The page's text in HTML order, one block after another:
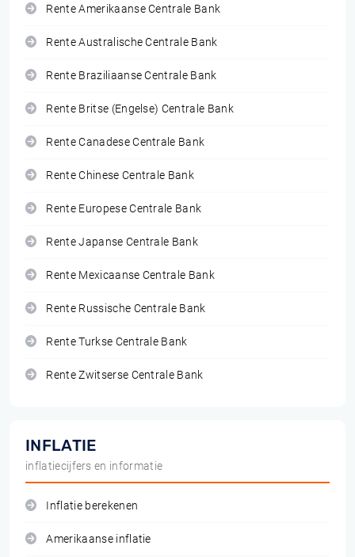
Rente Amerikaanse Centrale Bank
Rente Australische Centrale Bank
Rente Braziliaanse Centrale Bank
Rente Britse (Engelse) Centrale Bank
Rente Canadese Centrale Bank
Rente Chinese Centrale Bank
Rente Europese Centrale Bank
Rente Japanse Centrale Bank
Rente Mexicaanse Centrale Bank
Rente Russische Centrale Bank
Rente Turkse Centrale Bank
Rente Zwitserse Centrale Bank
INFLATIE
inflatiecijfers en informatie
Inflatie berekenen
Amerikaanse inflatie